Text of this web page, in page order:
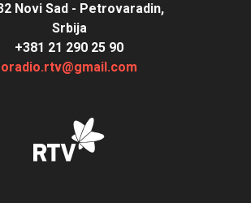
Novi Sad - Petrovaradin,
Srbija
+381 21 290 25 90
oradio.rtv@gmail.com